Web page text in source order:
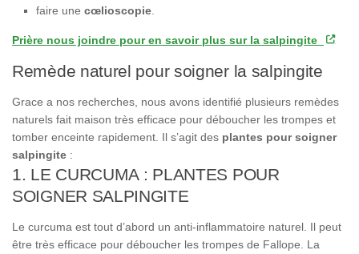
faire une cœlioscopie
Prière nous joindre pour en savoir plus sur la salpingite
Remède naturel pour soigner la salpingite
Grace a nos recherches, nous avons identifié plusieurs remèdes
naturels fait maison très efficace pour déboucher les trompes et
tomber enceinte rapidement. Il s’agit des plantes pour soigner
salpingite :
1. LE CURCUMA : PLANTES POUR
SOIGNER SALPINGITE
Le curcuma est tout d’abord un anti-inflammatoire naturel. Il peut
être très efficace pour déboucher les trompes de Fallope. La